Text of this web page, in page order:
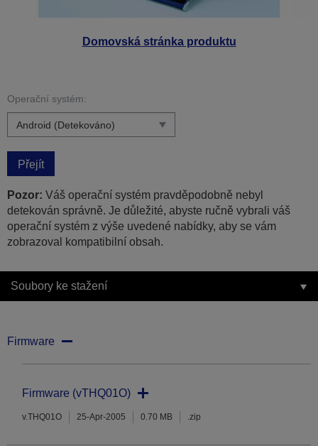
Domovská stránka produktu
Operační systém:
Přejít
Pozor: Váš operační systém pravděpodobně nebyl
detekován správně. Je důležité, abyste ručně vybrali váš
operační systém z výše uvedené nabídky, aby se vám
zobrazoval kompatibilní obsah.
Soubory ke stažení
Firmware
Firmware (vTHQ01O)
v.THQ01O 25-Apr-2005 0.70 MB .zip